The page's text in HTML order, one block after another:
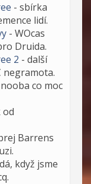
- sbírka
lidí.
- WOcas
Druida.
2 - další
negramota.
co moc
od
Barrens
když jsme